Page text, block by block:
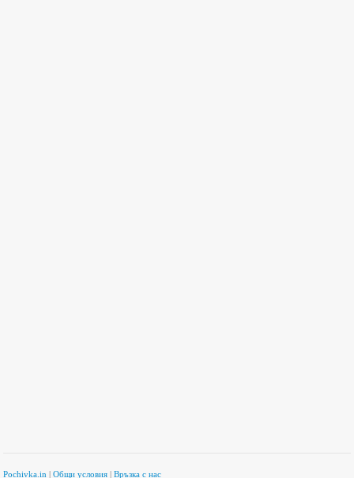
Pochivka.in |Общи условия |Връзка с нас